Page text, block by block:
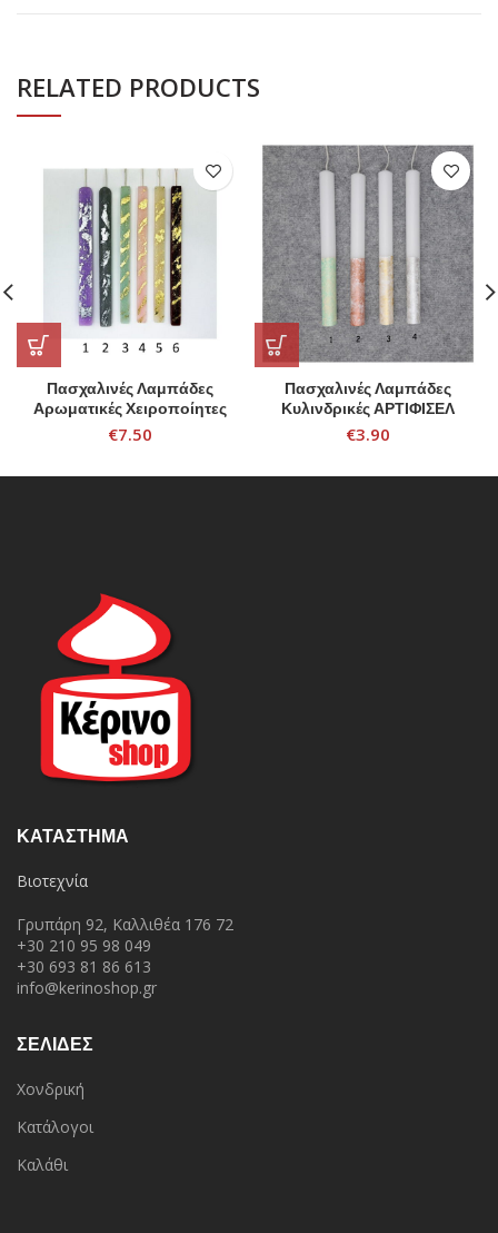
RELATED PRODUCTS
Πασχαλινές Λαμπάδες
Αρωματικές Χειροποίητες
€7.50
Πασχαλινές Λαμπάδες
Κυλινδρικές ΑΡΤΙΦΙΣΕΛ
€3.90
ΚΑΤΆΣΤΗΜΑ
Βιοτεχνία
Γρυπάρη 92, Καλλιθέα 176 72
+30 210 95 98 049
+30 693 81 86 613
info@kerinoshop.gr
ΣΕΛΙΔΕΣ
Χονδρική
Κατάλογοι
Καλάθι